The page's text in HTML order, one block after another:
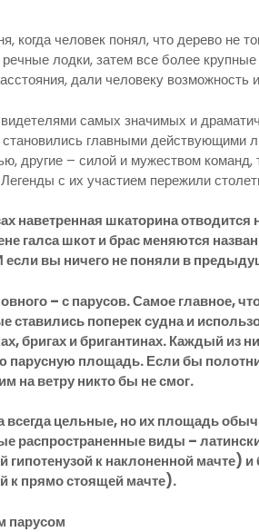
когда человек понял, что дерево не
лодки, затем все более
дали человеку возможность
самых значимых и
главными действующими
другие – силой и мужеством
с их участием пережили
наветренная шкаторина
галса шкот и брас меняются
если вы ничего не поняли в
– с парусов. Самое главное,
ставились поперек судна и
бригах и бригантинах. Каждый из
парусную площадь. Если бы
на ветру никто бы не смог.
всегда цельные, но их площадь
распространенные виды –
гипотенузой к наклоненной мачте)
к прямо стоящей мачте).
парусом